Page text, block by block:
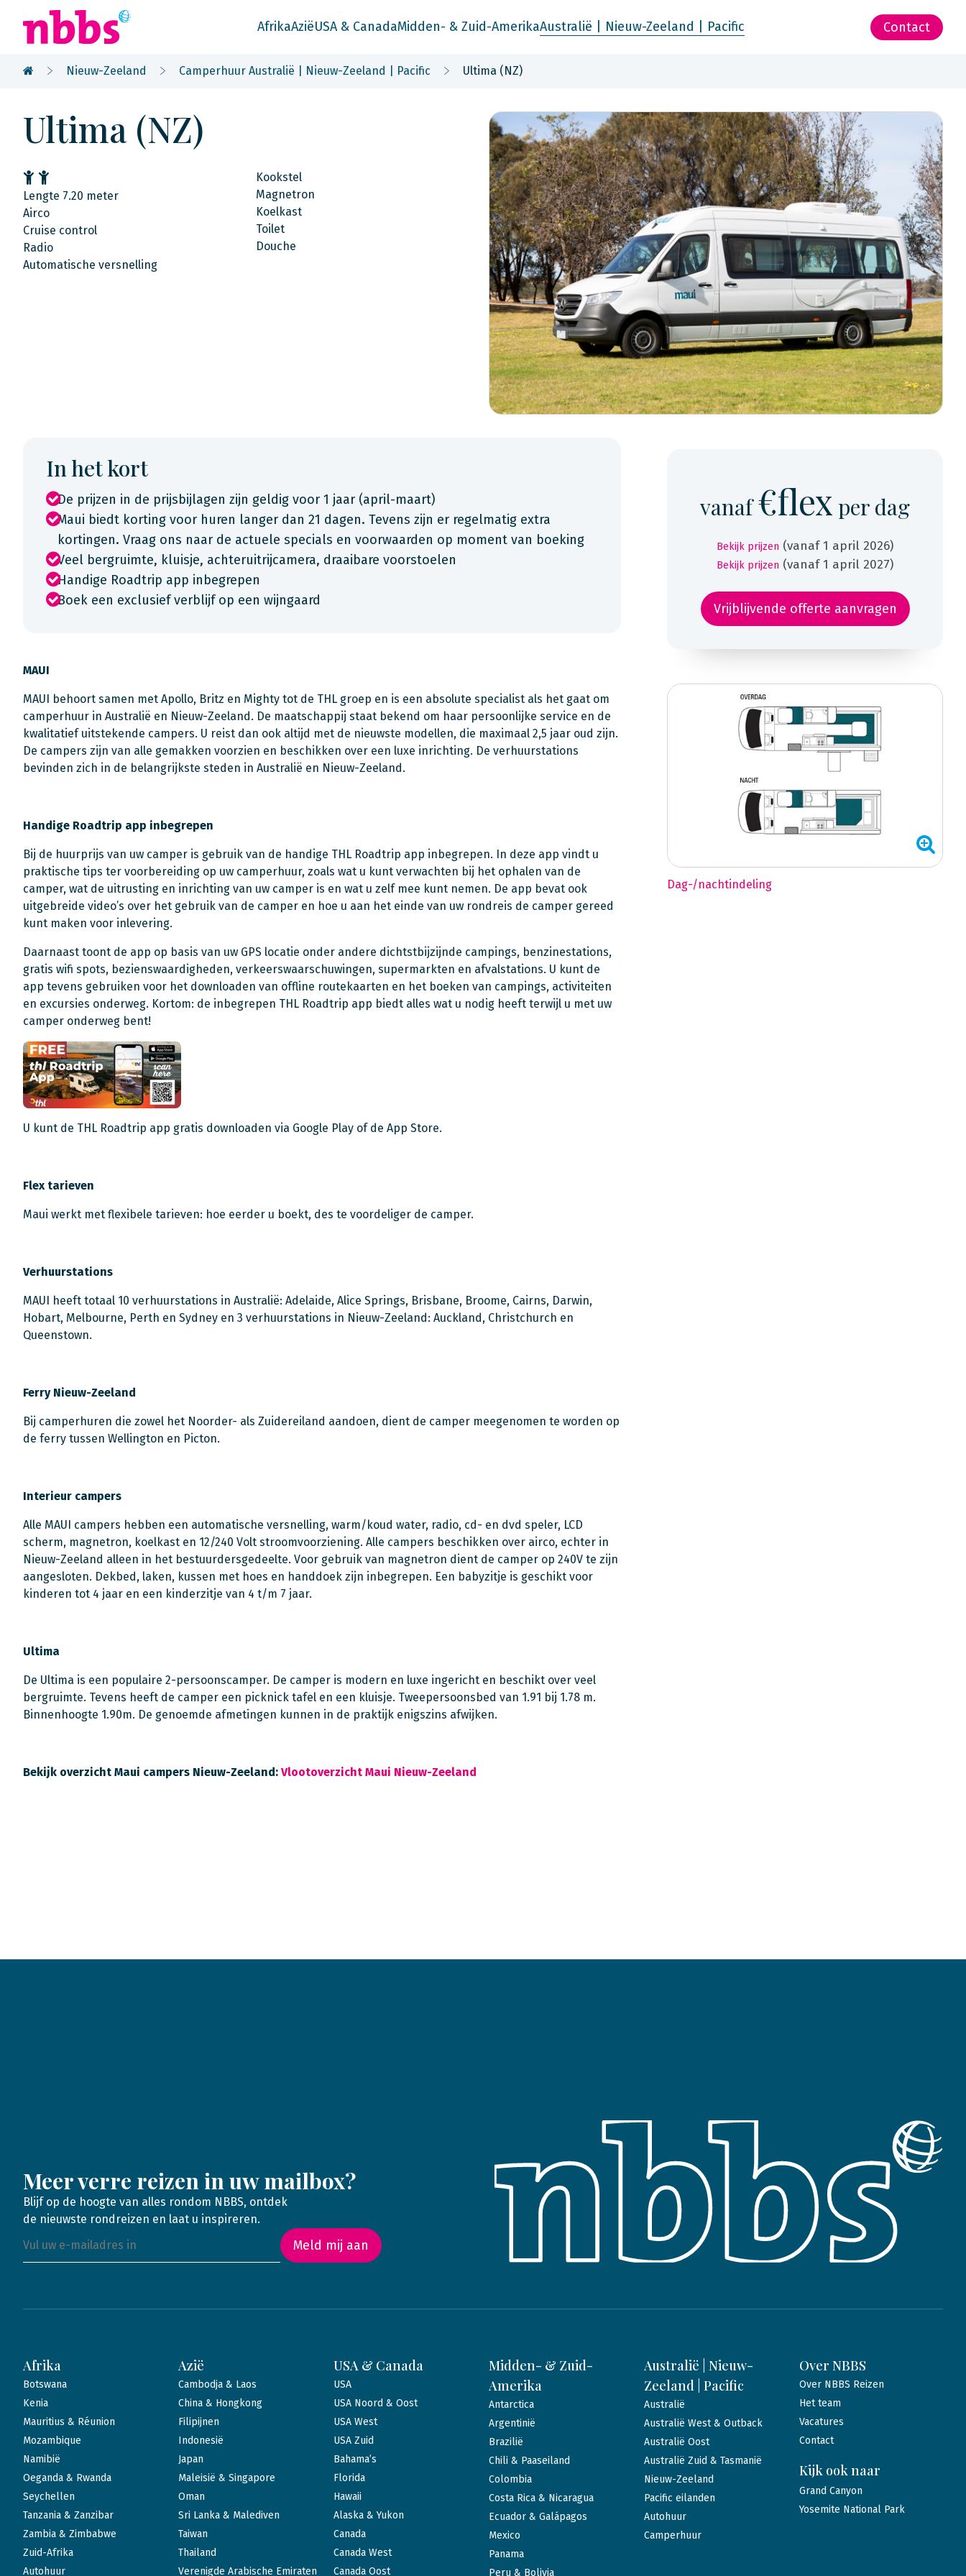
AfrikaAziëUSA & CanadaMidden- & Zuid-AmerikaAustralië | Nieuw-Zeeland | Pacific Contact
Nieuw-Zeeland Camperhuur Australië | Nieuw-Zeeland | Pacific Ultima (NZ)
Ultima (NZ)
Lengte 7.20 meter
Airco
Cruise control
Radio
Automatische versnelling
Kookstel
Magnetron
Koelkast
Toilet
Douche
In het kort
De prijzen in de prijsbijlagen zijn geldig voor 1 jaar (april-maart)
Maui biedt korting voor huren langer dan 21 dagen. Tevens zijn er regelmatig extra
kortingen. Vraag ons naar de actuele specials en voorwaarden op moment van boeking
Veel bergruimte, kluisje, achteruitrijcamera, draaibare voorstoelen
Handige Roadtrip app inbegrepen
Boek een exclusief verblijf op een wijngaard
MAUI
MAUI behoort samen met Apollo, Britz en Mighty tot de THL groep en is een absolute specialist als het gaat om
camperhuur in Australië en Nieuw-Zeeland. De maatschappij staat bekend om haar persoonlijke service en de
kwalitatief uitstekende campers. U reist dan ook altijd met de nieuwste modellen, die maximaal 2,5 jaar oud zijn.
De campers zijn van alle gemakken voorzien en beschikken over een luxe inrichting. De verhuurstations
bevinden zich in de belangrijkste steden in Australië en Nieuw-Zeeland.
Handige Roadtrip app inbegrepen
Bij de huurprijs van uw camper is gebruik van de handige THL Roadtrip app inbegrepen. In deze app vindt u
praktische tips ter voorbereiding op uw camperhuur, zoals wat u kunt verwachten bij het ophalen van de
camper, wat de uitrusting en inrichting van uw camper is en wat u zelf mee kunt nemen. De app bevat ook
uitgebreide video’s over het gebruik van de camper en hoe u aan het einde van uw rondreis de camper gereed
kunt maken voor inlevering.
Daarnaast toont de app op basis van uw GPS locatie onder andere dichtstbijzijnde campings, benzinestations,
gratis wifi spots, bezienswaardigheden, verkeerswaarschuwingen, supermarkten en afvalstations. U kunt de
app tevens gebruiken voor het downloaden van offline routekaarten en het boeken van campings, activiteiten
en excursies onderweg. Kortom: de inbegrepen THL Roadtrip app biedt alles wat u nodig heeft terwijl u met uw
camper onderweg bent!
U kunt de THL Roadtrip app gratis downloaden via Google Play of de App Store.
Flex tarieven
Maui werkt met flexibele tarieven: hoe eerder u boekt, des te voordeliger de camper.
Verhuurstations
MAUI heeft totaal 10 verhuurstations in Australië: Adelaide, Alice Springs, Brisbane, Broome, Cairns, Darwin,
Hobart, Melbourne, Perth en Sydney en 3 verhuurstations in Nieuw-Zeeland: Auckland, Christchurch en
Queenstown.
Ferry Nieuw-Zeeland
Bij camperhuren die zowel het Noorder- als Zuidereiland aandoen, dient de camper meegenomen te worden op
de ferry tussen Wellington en Picton.
Interieur campers
Alle MAUI campers hebben een automatische versnelling, warm/koud water, radio, cd- en dvd speler, LCD
scherm, magnetron, koelkast en 12/240 Volt stroomvoorziening. Alle campers beschikken over airco, echter in
Nieuw-Zeeland alleen in het bestuurdersgedeelte. Voor gebruik van magnetron dient de camper op 240V te zijn
aangesloten. Dekbed, laken, kussen met hoes en handdoek zijn inbegrepen. Een babyzitje is geschikt voor
kinderen tot 4 jaar en een kinderzitje van 4 t/m 7 jaar.
Ultima
De Ultima is een populaire 2-persoonscamper. De camper is modern en luxe ingericht en beschikt over veel
bergruimte. Tevens heeft de camper een picknick tafel en een kluisje. Tweepersoonsbed van 1.91 bij 1.78 m.
Binnenhoogte 1.90m. De genoemde afmetingen kunnen in de praktijk enigszins afwijken.
Bekijk overzicht Maui campers Nieuw-Zeeland: Vlootoverzicht Maui Nieuw-Zeeland
vanaf€flex per dag
Bekijk prijzen (vanaf 1 april 2026)
Bekijk prijzen (vanaf 1 april 2027)
Vrijblijvende offerte aanvragen
Dag-/nachtindeling
Meer verre reizen in uw mailbox?
Blijf op de hoogte van alles rondom NBBS, ontdek
de nieuwste rondreizen en laat u inspireren.
Meld mij aan
Afrika
Botswana
Kenia
Mauritius & Réunion
Mozambique
Namibië
Oeganda & Rwanda
Seychellen
Tanzania & Zanzibar
Zambia & Zimbabwe
Zuid-Afrika
Autohuur
Azië
Cambodja & Laos
China & Hongkong
Filipijnen
Indonesië
Japan
Maleisië & Singapore
Oman
Sri Lanka & Malediven
Taiwan
Thailand
Verenigde Arabische Emiraten
USA & Canada
USA
USA Noord & Oost
USA West
USA Zuid
Bahama’s
Florida
Hawaii
Alaska & Yukon
Canada
Canada West
Canada Oost
Midden- & Zuid-
Amerika
Antarctica
Argentinië
Brazilië
Chili & Paaseiland
Colombia
Costa Rica & Nicaragua
Ecuador & Galápagos
Mexico
Panama
Peru & Bolivia
Australië | Nieuw-
Zeeland | Pacific
Australië
Australië West & Outback
Australië Oost
Australië Zuid & Tasmanië
Nieuw-Zeeland
Pacific eilanden
Autohuur
Camperhuur
Over NBBS
Over NBBS Reizen
Het team
Vacatures
Contact
Kijk ook naar
Grand Canyon
Yosemite National Park